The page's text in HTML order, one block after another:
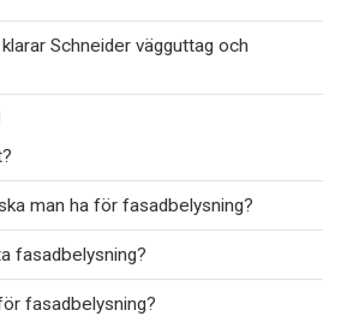
Schneider vägguttag och
man ha för fasadbelysning?
fasadbelysning?
fasadbelysning?